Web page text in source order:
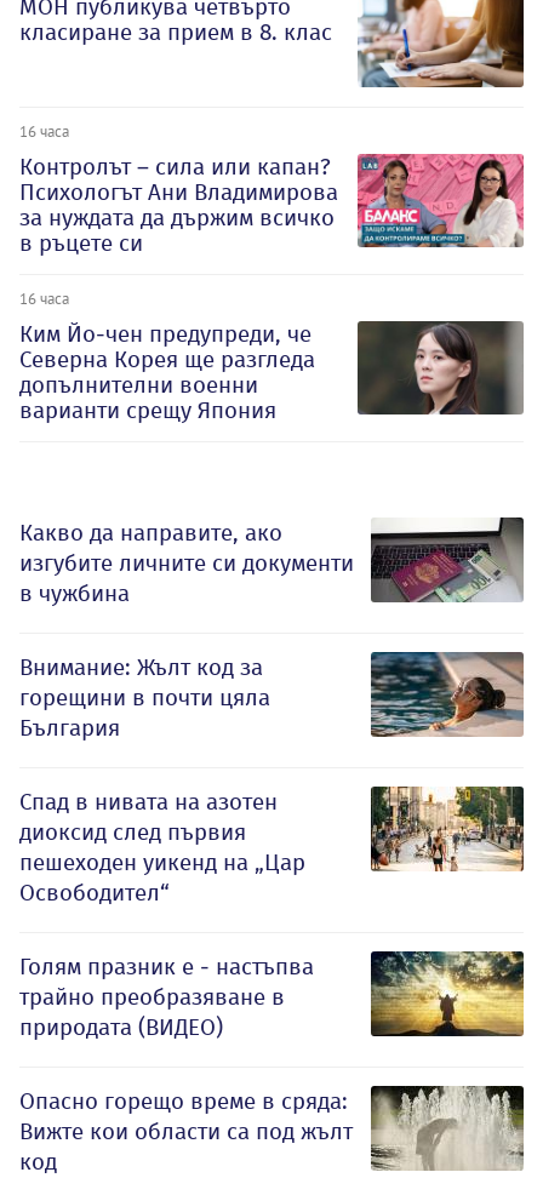
МОН публикува четвърто
класиране за прием в 8. клас
16 часа
Контролът – сила или капан?
Психологът Ани Владимирова
за нуждата да държим всичко
в ръцете си
16 часа
Ким Йо-чен предупреди, че
Северна Корея ще разгледа
допълнителни военни
варианти срещу Япония
Какво да направите, ако
изгубите личните си документи
в чужбина
Внимание: Жълт код за
горещини в почти цяла
България
Спад в нивата на азотен
диоксид след първия
пешеходен уикенд на „Цар
Освободител“
Голям празник е - настъпва
трайно преобразяване в
природата (ВИДЕО)
Опасно горещо време в сряда:
Вижте кои области са под жълт
код